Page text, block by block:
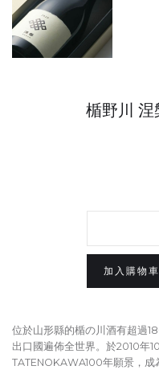
楯野川 涅
位於山形縣的楯の川酒有超過
出口國遍佈全世界。於2010年
TATENOKAWA100年願景，